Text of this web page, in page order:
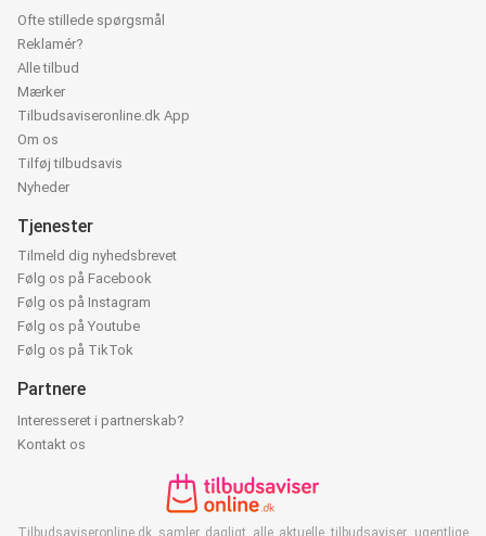
Ofte stillede spørgsmål
Reklamér?
Alle tilbud
Mærker
Tilbudsaviseronline.dk App
Om os
Tilføj tilbudsavis
Nyheder
Tjenester
Tilmeld dig nyhedsbrevet
Følg os på Facebook
Følg os på Instagram
Følg os på Youtube
Følg os på TikTok
Partnere
Interesseret i partnerskab?
Kontakt os
Tilbudsaviseronline.dk samler dagligt alle aktuelle tilbudsaviser, ugentlige